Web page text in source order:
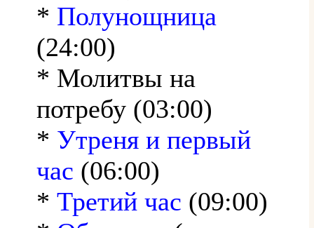
* Полунощница
(24:00)
* Молитвы на
потребу (03:00)
* Утреня и первый
час (06:00)
* Третий час (09:00)